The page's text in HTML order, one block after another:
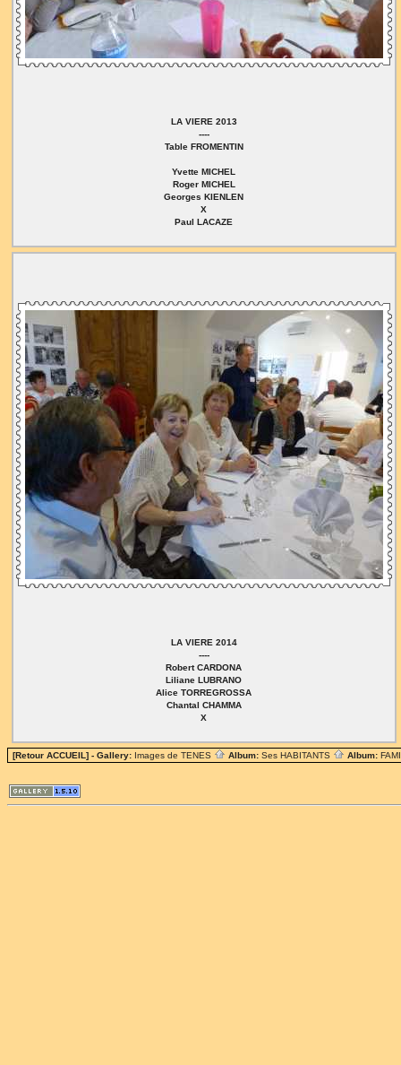
LA VIERE 2013
----
Table FROMENTIN
Yvette MICHEL
Roger MICHEL
Georges KIENLEN
X
Paul LACAZE
LA VIERE 2014
----
Robert CARDONA
Liliane LUBRANO
Alice TORREGROSSA
Chantal CHAMMA
X
[Retour ACCUEIL] - Gallery: Images de TENES Album: Ses HABITANTS Album: